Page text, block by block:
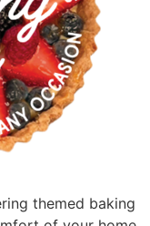
themed baking